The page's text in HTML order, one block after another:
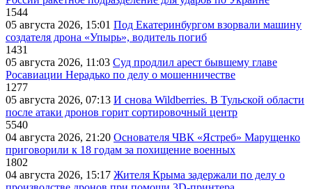
1544
05 августа 2026, 15:01 Под Екатеринбургом взорвали машину
создателя дрона «Упырь», водитель погиб
1431
05 августа 2026, 11:03 Суд продлил арест бывшему главе
Росавиации Нерадько по делу о мошенничестве
1277
05 августа 2026, 07:13 И снова Wildberries. В Тульской области
после атаки дронов горит сортировочный центр
5540
04 августа 2026, 21:20 Основателя ЧВК «Ястреб» Марущенко
приговорили к 18 годам за похищение военных
1802
04 августа 2026, 15:17 Жителя Крыма задержали по делу о